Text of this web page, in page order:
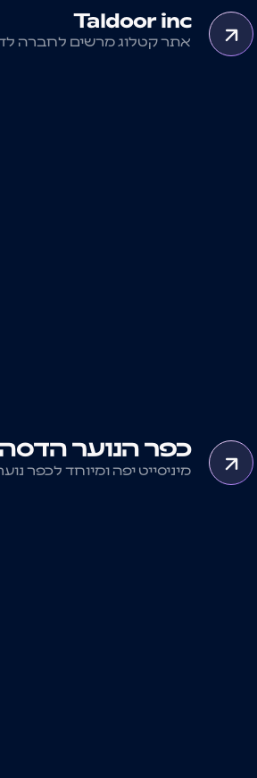
Taldoor inc
אתר קטלוג מרשים לחברה
כפר הנוער הדסה
מיניסייט יפה ומיוחד לכפר